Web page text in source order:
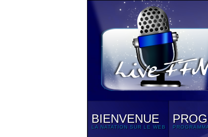
BIENVENUE
LA NATATION SUR LE WEB